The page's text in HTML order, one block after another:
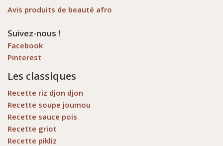
Avis produits de beauté afro
Suivez-nous !
Facebook
Pinterest
Les classiques
Recette riz djon djon
Recette soupe joumou
Recette sauce pois
Recette griot
Recette pikliz